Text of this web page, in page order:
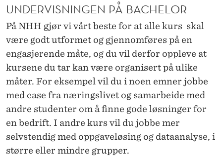
UNDERVISNINGEN PÅ BACHELOR
På NHH gjør vi vårt beste for at alle kurs skal
være godt utformet og gjennomføres på en
engasjerende måte, og du vil derfor oppleve at
kursene du tar kan være organisert på ulike
måter. For eksempel vil du i noen emner jobbe
med case fra næringslivet og samarbeide med
andre studenter om å finne gode løsninger for
en bedrift. I andre kurs vil du jobbe mer
selvstendig med oppgaveløsing og dataanalyse, i
større eller mindre grupper.